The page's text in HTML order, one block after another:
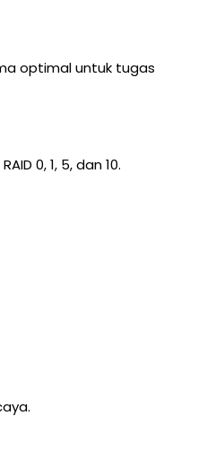
optimal untuk tugas
0, 1, 5, dan 10.